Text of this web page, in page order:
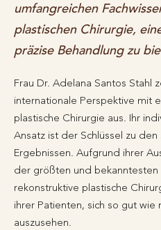
umfangreichen
plastischen Chirurgie,
präzise Behandlung zu
Frau Dr. Adelana Santos Stahl
internationale Perspektive mit
plastische Chirurgie aus. Ihr
Ansatz ist der Schlüssel zu
Ergebnissen. Aufgrund ihrer
der größten und
rekonstruktive plastische
ihrer Patienten, sich so gut wie
auszusehen.